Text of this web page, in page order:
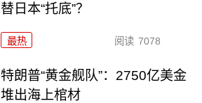
替日本“托底”？
最热 阅读 7078
特朗普“黄金舰队”：2750亿美金
堆出海上棺材